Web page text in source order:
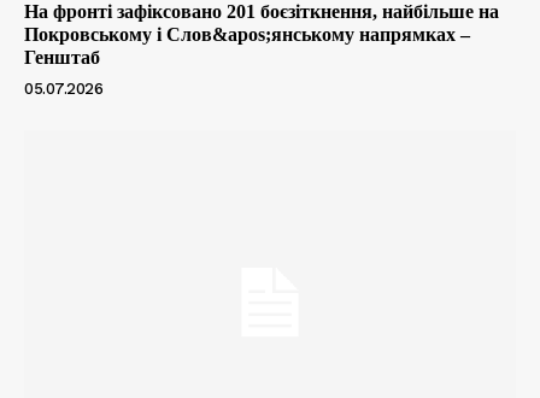
На фронті зафіксовано 201 боєзіткнення, найбільше на
Покровському і Слов&apos;янському напрямках –
Генштаб
05.07.2026